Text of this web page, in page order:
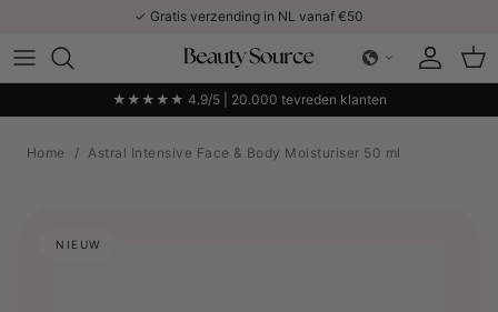
✓ Gratis verzending in NL vanaf €50
Account
★★★★★ 4.9/5 | 20.000 tevreden klanten
Home / Astral Intensive Face & Body Moisturiser 50 ml
NIEUW